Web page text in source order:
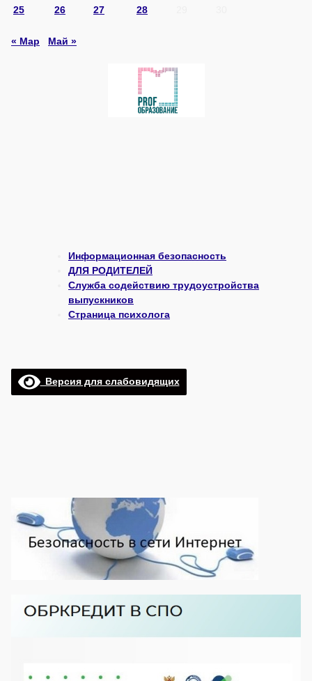
25 26 27 28
« Мар Май »
Информационная безопасность
ДЛЯ РОДИТЕЛЕЙ
Служба содействию трудоустройства
выпускников
Страница психолога
Версия для слабовидящих